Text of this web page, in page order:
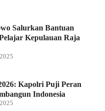
Salurkan Bantuan
Kepulauan Raja
Kapolri Puji Peran
Indonesia